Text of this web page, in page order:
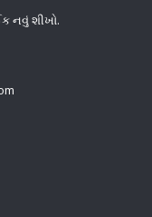
નવું શીખો.